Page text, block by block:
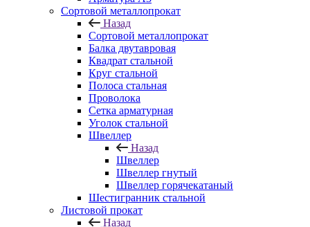
Сортовой металлопрокат
Назад
Сортовой металлопрокат
Балка двутавровая
Квадрат стальной
Круг стальной
Полоса стальная
Проволока
Сетка арматурная
Уголок стальной
Швеллер
Назад
Швеллер
Швеллер гнутый
Швеллер горячекатаный
Шестигранник стальной
Листовой прокат
Назад